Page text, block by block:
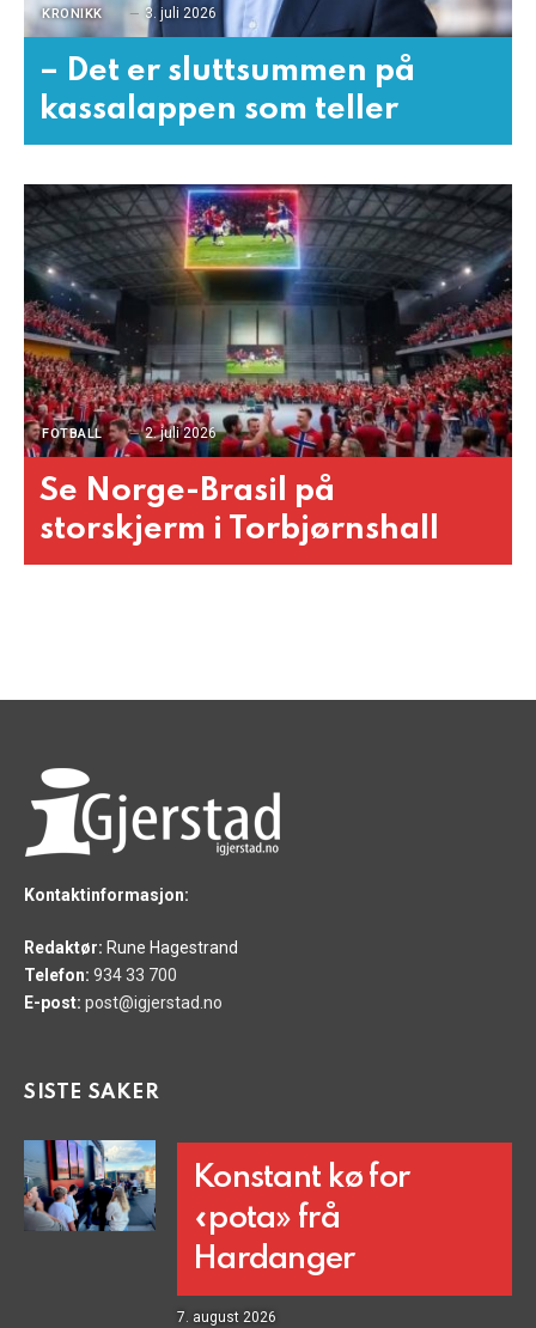
KRONIKK 3. juli 2026
– Det er sluttsummen på
kassalappen som teller
FOTBALL 2. juli 2026
Se Norge-Brasil på
storskjerm i Torbjørnshall
Kontaktinformasjon:
Redaktør: Rune Hagestrand
Telefon: 934 33 700
E-post: post@igjerstad.no
SISTE SAKER
Konstant kø for
«pota» frå
Hardanger
7. august 2026